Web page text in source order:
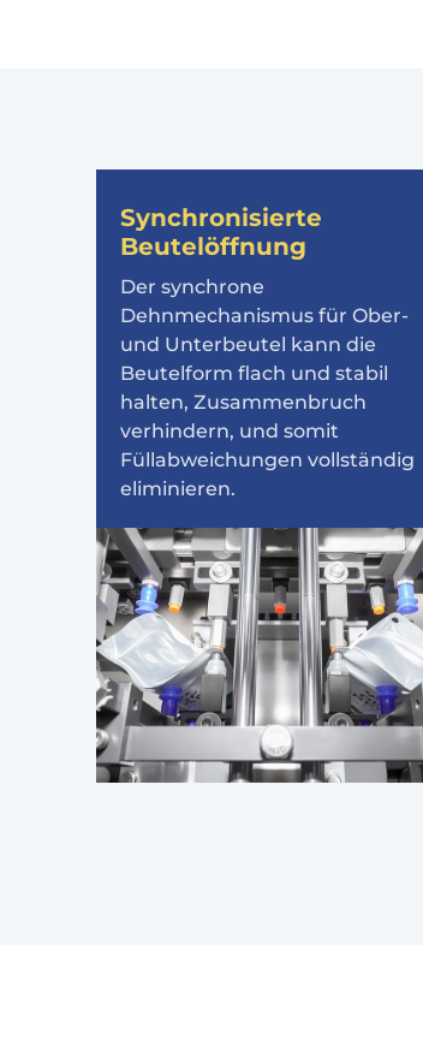
Synchronisierte
Beutelöffnung
Der synchrone
Dehnmechanismus für Ober-
und Unterbeutel kann die
Beutelform flach und stabil
halten, Zusammenbruch
verhindern, und somit
Füllabweichungen vollständig
eliminieren.